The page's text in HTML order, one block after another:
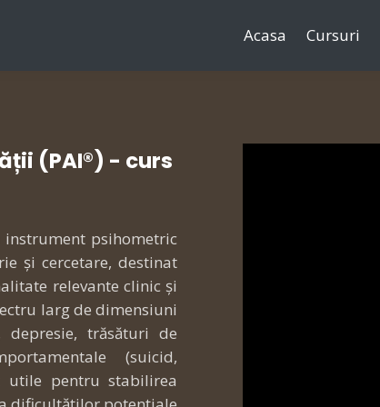
Acasa Cursuri
(PAI®) - curs
instrument psihometric
și cercetare, destinat
relevante clinic și
larg de dimensiuni
depresie, trăsături de
(suicid,
utile pentru stabilirea